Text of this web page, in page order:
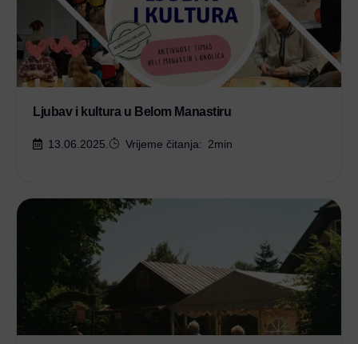
Ljubav i kultura u Belom Manastiru
13.06.2025. Vrijeme čitanja: 2min